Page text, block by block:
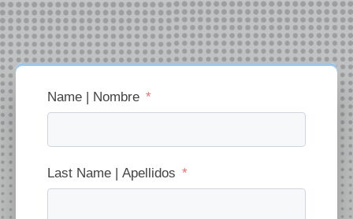
Name | Nombre
Last Name | Apellidos